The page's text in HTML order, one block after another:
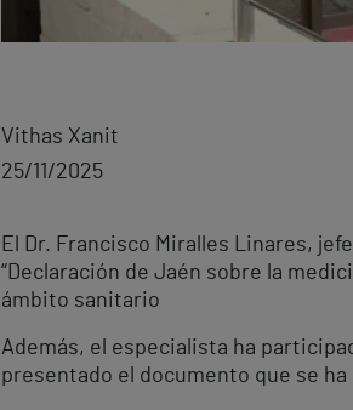
Vithas Xanit
25/11/2025
El Dr. Francisco Miralles Linares,
“Declaración de Jaén sobre la
ámbito sanitario
Además, el especialista ha
presentado el documento que se